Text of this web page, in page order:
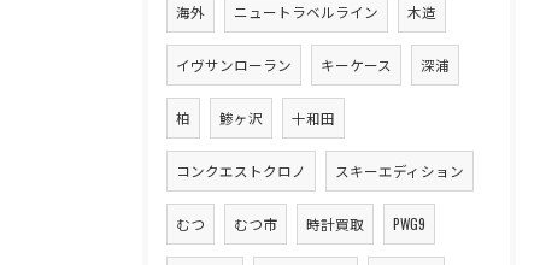
海外 ニュートラベルライン 木造
イヴサンローラン キーケース 深浦
柏 鯵ヶ沢 十和田
コンクエストクロノ スキーエディション
むつ むつ市 時計買取 PWG9